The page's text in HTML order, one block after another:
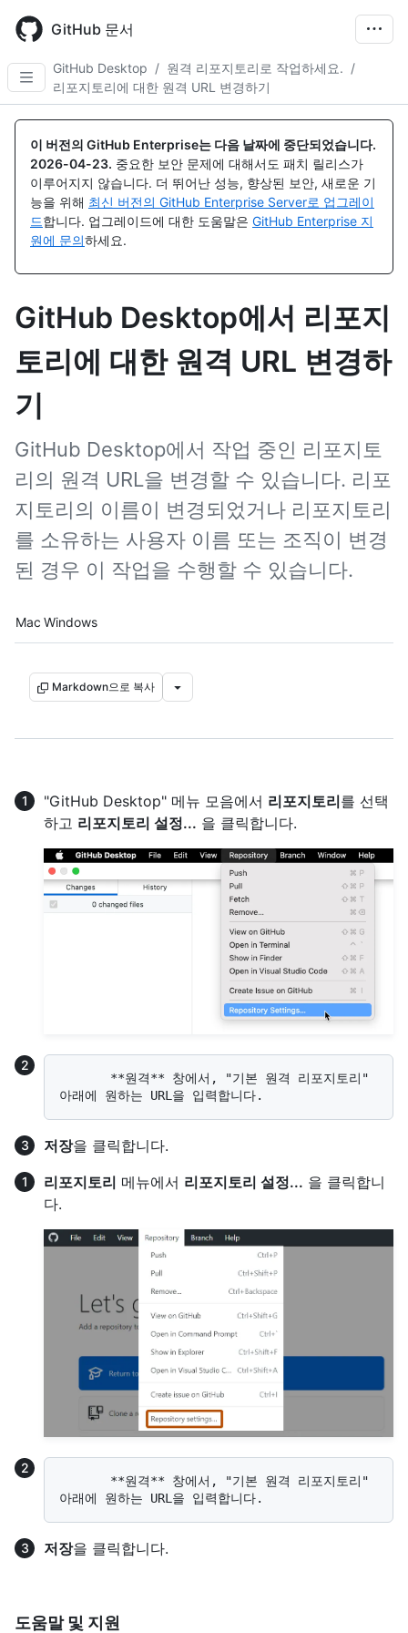
main
content
GitHub 문서
GitHub Desktop / 원격 리포지토리로 작업하세요. /
리포지토리에 대한 원격 URL 변경하기
이 버전의 GitHub Enterprise는 다음 날짜에 중단되었습니다.
2026-04-23. 중요한 보안 문제에 대해서도 패치 릴리스가
이루어지지 않습니다. 더 뛰어난 성능, 향상된 보안, 새로운 기
능을 위해 최신 버전의 GitHub Enterprise Server로 업그레이
드합니다. 업그레이드에 대한 도움말은 GitHub Enterprise 지
원에 문의하세요.
GitHub Desktop에서 리포지
토리에 대한 원격 URL 변경하
기
GitHub Desktop에서 작업 중인 리포지토
리의 원격 URL을 변경할 수 있습니다. 리포
지토리의 이름이 변경되었거나 리포지토리
를 소유하는 사용자 이름 또는 조직이 변경
된 경우 이 작업을 수행할 수 있습니다.
Platform navigation
Mac Windows
Markdown으로 복사
"GitHub Desktop" 메뉴 모음에서 리포지토리를 선택
하고 리포지토리 설정... 을 클릭합니다.
저장을 클릭합니다.
리포지토리 메뉴에서 리포지토리 설정... 을 클릭합니
다.
저장을 클릭합니다.
도움말 및 지원